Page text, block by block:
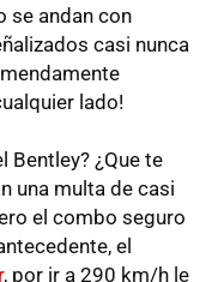
se andan con
casi nunca
lado!
Bentley? ¿Que te
una multa de casi
el combo seguro
el
, por ir a 290 km/h le